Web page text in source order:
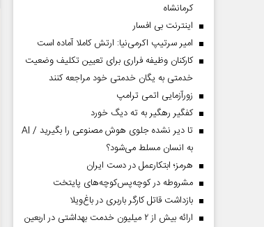
کرمانشاه
اینترنت بی افسار
امیر سرتیپ اکرمی‌نیا: ارتش کاملا آماده است
کارکنان وظیفه فراری برای تعیین تکلیف وضعیت
خدمتی به یگان خدمتی خود مراجعه کنند
زورآزمایی اتمی ترامپ
کفگیر رهگیر به ته دیگ خورد
تا دیر نشده جلوی هوش مصنوعی را بگیرید / AI
به انسان مسلط می‌شود؟
هرمز؛ ابتکارعمل در دست ایران
مشروطه در کوچه‌پس‌کوچه‌های پایتخت
بازداشت قاتل کارگر باربری در باغ‌ویلا
ارائه بیش از ۲ میلیون خدمت بهداشتی در اربعین